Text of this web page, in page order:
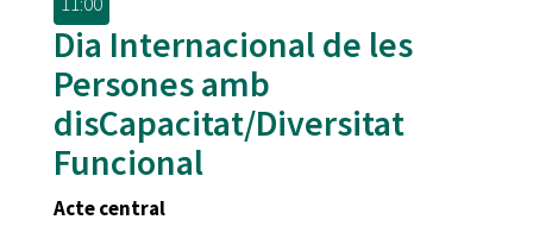
Dia Internacional de les
Persones amb
disCapacitat/Diversitat
Funcional
Acte central